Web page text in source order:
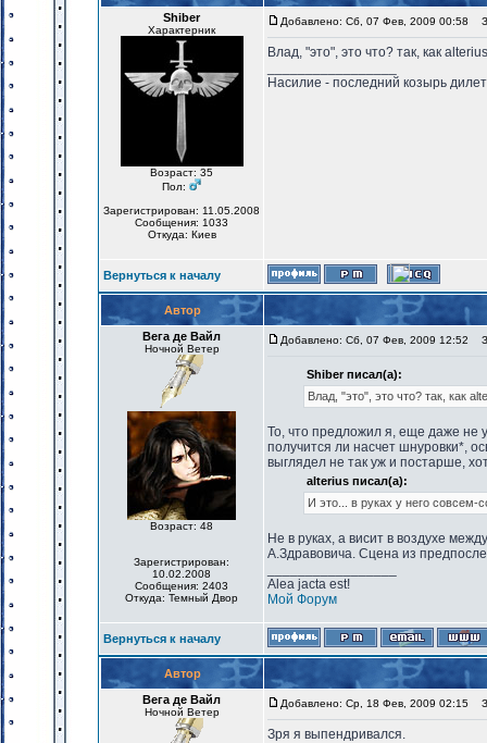
Shiber
Характерник
Возраст: 35
Пол:
Зарегистрирован: 11.05.2008
Сообщения: 1033
Откуда: Киев
Добавлено: Сб, 07 Фев, 2009 00:58
Влад, "это", это что? так, как
Насилие - последний козырь
Вернуться к началу
Автор
Вега де Вайл
Ночной Ветер
Возраст: 48
Зарегистрирован:
10.02.2008
Сообщения: 2403
Откуда: Темный Двор
Добавлено: Сб, 07 Фев, 2009 12:52
Shiber писал(а):
Влад, "это", это что? так, как
То, что предложил я, еще даже не
получится ли насчет шнуровки*,
выглядел не так уж и постарше,
alterius писал(а):
И это... в руках у него совсем-
Не в руках, а висит в воздухе
А.Здравовича. Сцена из
Alea jacta est!
Мой Форум
Вернуться к началу
Автор
Вега де Вайл
Ночной Ветер
Добавлено: Ср, 18 Фев, 2009 02:15
Зря я выпендривался.